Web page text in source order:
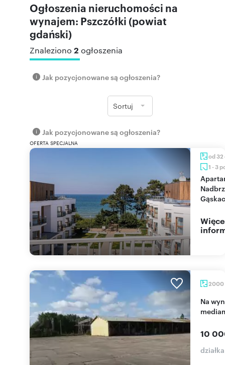
Ogłoszenia nieruchomości na
wynajem: Pszczółki (powiat
gdański)
Znaleziono 2 ogłoszenia
Jak pozycjonowane są ogłoszenia?
Sortuj
Jak pozycjonowane są ogłoszenia?
OFERTA SPECJALNA
od 32
1 - 3
Apartamenty na
2000
Na wynajem plac 2000 m² z monitoringiem i
10